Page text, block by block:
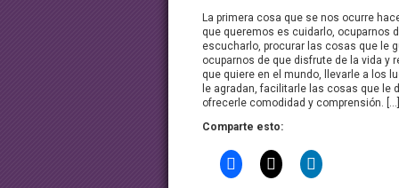
La primera cosa que se nos ocurre
que queremos es cuidarlo, ocuparnos
escucharlo, procurar las cosas que le
ocuparnos de que disfrute de la vida y
que quiere en el mundo, llevarle a los
le agradan, facilitarle las cosas que le
ofrecerle comodidad y comprensión. […]
Comparte esto: